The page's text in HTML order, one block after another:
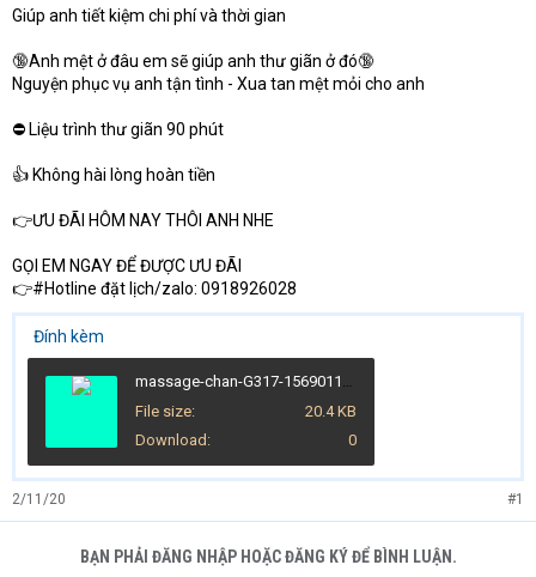
Giúp anh tiết kiệm chi phí và thời gian
🔞Anh mệt ở đâu em sẽ giúp anh thư giãn ở đó🔞
Nguyện phục vụ anh tận tình - Xua tan mệt mỏi cho anh
⛔ Liệu trình thư giãn 90 phút
👍 Không hài lòng hoàn tiền
👉ƯU ĐÃI HÔM NAY THÔI ANH NHE
GỌI EM NGAY ĐỂ ĐƯỢC ƯU ĐÃI
👉#Hotline đặt lịch/zalo: 0918926028
Đính kèm
massage-chan-G317-1569011452638.jpg
File size
20.4 KB
Download
0
2/11/20 #1
BẠN PHẢI ĐĂNG NHẬP HOẶC ĐĂNG KÝ ĐỂ BÌNH LUẬN.